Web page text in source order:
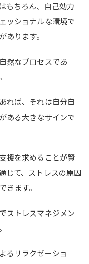
もちろん、自己効力
ッショナルな環境で
あります。
然なプロセスであ
れば、それは自分自
ある大きなサインで
援を求めることが賢
じて、ストレスの原因
きます。
ストレスマネジメン
るリラクゼーショ